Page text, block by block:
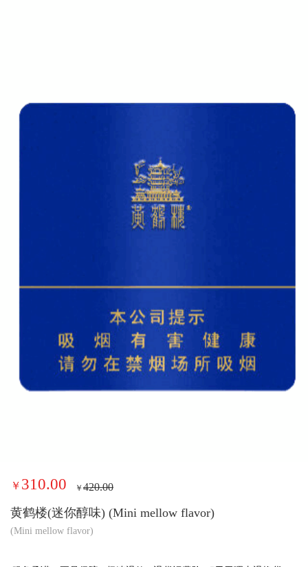
￥ 310.00 ￥420.00
黄鹤楼(迷你醇味) (Mini mellow flavor)
(Mini mellow flavor)